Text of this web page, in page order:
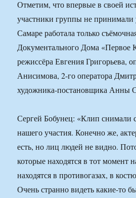
Отметим, что впервые в своей
участники группы не принимали
Самаре работала только
Документального Дома «Первое
режиссёра Евгения Григорьева,
Анисимова, 2-го оператора
художника-постановщика Анны
Сергей Бобунец: «Клип снимали
нашего участия. Конечно же,
есть, но лиц людей не видно.
которые находятся в тот момент
находятся в противогазах, в
Очень странно видеть какие-то